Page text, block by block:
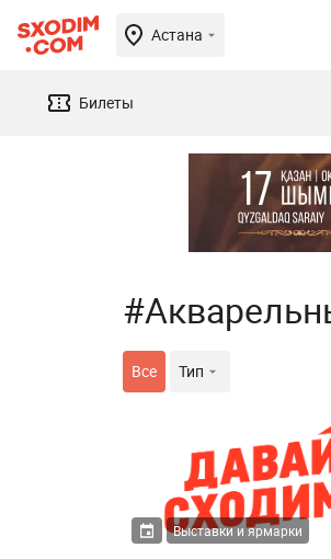
Астана
Билеты
Все Тип
Выставки и ярмарки